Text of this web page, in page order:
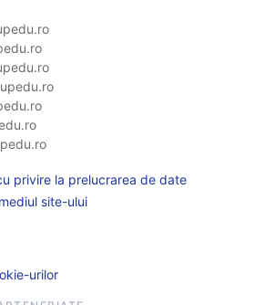
privire la prelucrarea de date
site-ului
urilor